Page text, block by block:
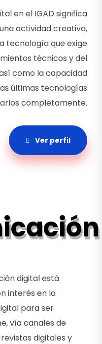
en el IGAD significa
actividad creativa,
tecnología que exige
técnicos y del
como la capacidad
últimas tecnologías
completamente.
Ver perfil
digital está
interés en la
para ser
vía canales de
digitales y